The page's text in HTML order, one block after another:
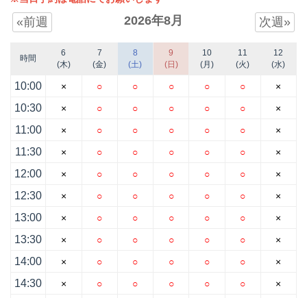
«前週 2026年8月 次週»
時間
10:00
10:30
11:00
11:30
12:00
12:30
13:00
13:30
14:00
14:30
6
(木)
×
×
×
×
×
×
×
×
×
×
7
(金)
○
○
○
○
○
○
○
○
○
○
8
(土)
○
○
○
○
○
○
○
○
○
○
9
(日)
○
○
○
○
○
○
○
○
○
○
10
(月)
○
○
○
○
○
○
○
○
○
○
11
(火)
○
○
○
○
○
○
○
○
○
○
12
(水)
×
×
×
×
×
×
×
×
×
×